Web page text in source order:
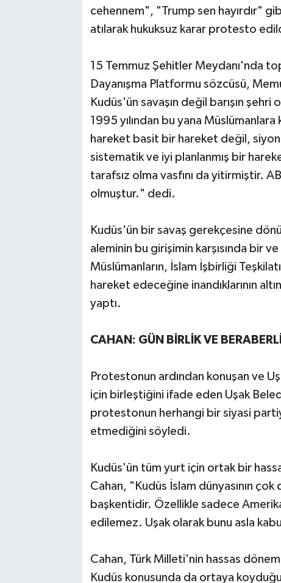
cehennem", "Trump sen hayırdır"
atılarak hukuksuz karar protesto
15 Temmuz Şehitler Meydanı'nda
Dayanışma Platformu sözcüsü,
Kudüs'ün savaşın değil barışın şehri
1995 yılından bu yana Müslümanlara
hareket basit bir hareket değil,
sistematik ve iyi planlanmış bir
tarafsız olma vasfını da yitirmiştir.
olmuştur." dedi.
Kudüs'ün bir savaş gerekçesine
aleminin bu girişimin karşısında bir
Müslümanların, İslam İşbirliği
hareket edeceğine inandıklarının
yaptı.
CAHAN: GÜN BİRLİK VE
Protestonun ardından konuşan ve
için birleştiğini ifade eden Uşak
protestonun herhangi bir siyasi
etmediğini söyledi.
Kudüs'ün tüm yurt için ortak bir
Cahan, "Kudüs İslam dünyasının
başkentidir. Özellikle sadece
edilemez. Uşak olarak bunu asla
Cahan, Türk Milleti'nin hassas
Kudüs konusunda da ortaya